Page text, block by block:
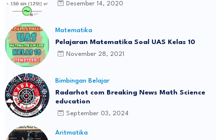
Desember 14, 2020
Matematika
Pelajaran Matematika Soal UAS Kelas 10
November 28, 2021
Bimbingan Belajar
Radarhot com Breaking News Math Science
education
September 03, 2024
Aritmatika